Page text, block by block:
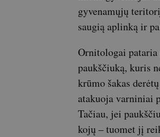
gyvenamųjų
saugią aplinką ir
Ornitologai
paukščiuką, kuris
krūmo šakas
atakuoja varniniai
Tačiau, jei
kojų – tuomet jį